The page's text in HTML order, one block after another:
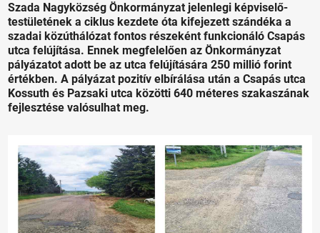
Szada Nagyközség Önkormányzat jelenlegi képviselő-
testületének a ciklus kezdete óta kifejezett szándéka a
szadai közúthálózat fontos részeként funkcionáló Csapás
utca felújítása. Ennek megfelelően az Önkormányzat
pályázatot adott be az utca felújítására 250 millió forint
értékben. A pályázat pozitív elbírálása után a Csapás utca
Kossuth és Pazsaki utca közötti 640 méteres szakaszának
fejlesztése valósulhat meg.